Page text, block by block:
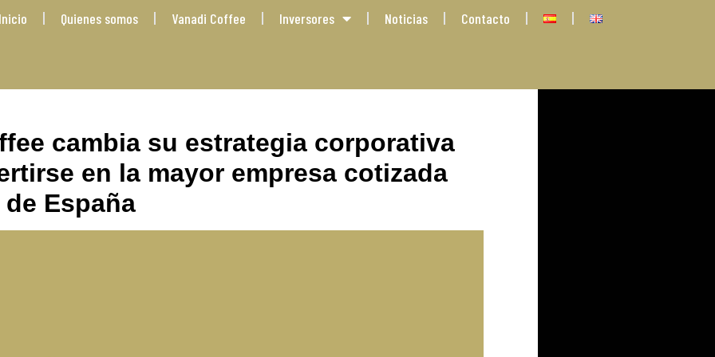
Inicio Quienes somos Vanadi Coffee Inversores Noticias Contacto
cambia su estrategia corporativa
en la mayor empresa cotizada
España